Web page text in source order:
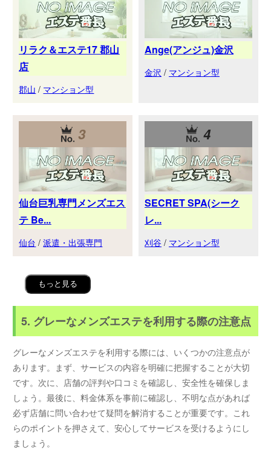
リラク＆エステ17 郡山
店
郡山 / マンション型
Ange(アンジュ)金沢
金沢 / マンション型
3
仙台巨乳専門メンズエス
テ Be...
仙台 /派遣・出張専門
4
SECRET SPA(シーク
レ...
刈谷 / マンション型
もっと見る
5. グレーなメンズエステを利用する際の注意点
グレーなメンズエステを利用する際には、いくつかの注意点が
あります。まず、サービスの内容を明確に把握することが大切
です。次に、店舗の評判や口コミを確認し、安全性を確保しま
しょう。最後に、料金体系を事前に確認し、不明な点があれば
必ず店舗に問い合わせて疑問を解消することが重要です。これ
らのポイントを押さえて、安心してサービスを受けるようにし
ましょう。